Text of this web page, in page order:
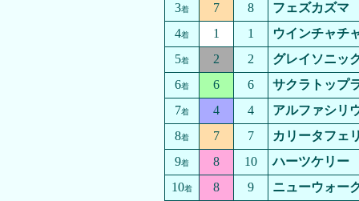
3着 7 8
フェズカズマ
4着 1 1
ウインチャチ
5着 2 2
グレイソニッ
6着 6 6
サクラトップ
7着 4 4
アルファシリ
8着 7 7
カリータフェ
9着 8 10
ハーツケリー
10着 8 9 ニューウォー